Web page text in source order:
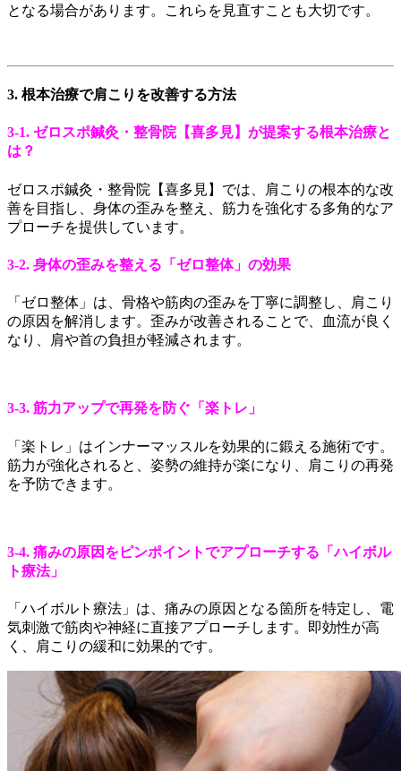
となる場合があります。これらを見直すことも大切です。
3. 根本治療で肩こりを改善する方法
3-1. ゼロスポ鍼灸・整骨院【喜多見】が提案する根本治療と
は？
ゼロスポ鍼灸・整骨院【喜多見】では、肩こりの根本的な改
善を目指し、身体の歪みを整え、筋力を強化する多角的なア
プローチを提供しています。
3-2. 身体の歪みを整える「ゼロ整体」の効果
「ゼロ整体」は、骨格や筋肉の歪みを丁寧に調整し、肩こり
の原因を解消します。歪みが改善されることで、血流が良く
なり、肩や首の負担が軽減されます。
3-3. 筋力アップで再発を防ぐ「楽トレ」
「楽トレ」はインナーマッスルを効果的に鍛える施術です。
筋力が強化されると、姿勢の維持が楽になり、肩こりの再発
を予防できます。
3-4. 痛みの原因をピンポイントでアプローチする「ハイボル
ト療法」
「ハイボルト療法」は、痛みの原因となる箇所を特定し、電
気刺激で筋肉や神経に直接アプローチします。即効性が高
く、肩こりの緩和に効果的です。